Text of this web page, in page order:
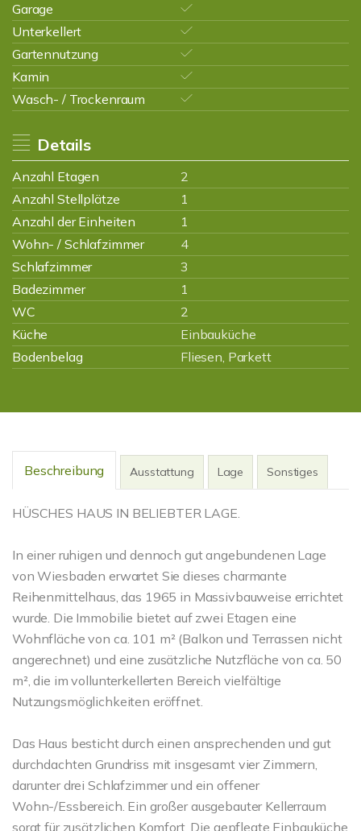
Garage
Unterkellert
Gartennutzung
Kamin
Wasch- / Trockenraum
Details
Anzahl Etagen
2
Anzahl Stellplätze
1
Anzahl der Einheiten
1
Wohn- / Schlafzimmer
4
Schlafzimmer
3
Badezimmer
1
WC
2
Küche
Einbauküche
Bodenbelag
Fliesen, Parkett
Beschreibung Ausstattung Lage Sonstiges
HÜSCHES HAUS IN BELIEBTER LAGE.
In einer ruhigen und dennoch gut angebundenen Lage
von Wiesbaden erwartet Sie dieses charmante
Reihenmittelhaus, das 1965 in Massivbauweise errichtet
wurde. Die Immobilie bietet auf zwei Etagen eine
Wohnfläche von ca. 101 m² (Balkon und Terrassen nicht
angerechnet) und eine zusätzliche Nutzfläche von ca. 50
m², die im vollunterkellerten Bereich vielfältige
Nutzungsmöglichkeiten eröffnet.
Das Haus besticht durch einen ansprechenden und gut
durchdachten Grundriss mit insgesamt vier Zimmern,
darunter drei Schlafzimmer und ein offener
Wohn-/Essbereich. Ein großer ausgebauter Kellerraum
sorgt für zusätzlichen Komfort. Die gepflegte Einbauküche